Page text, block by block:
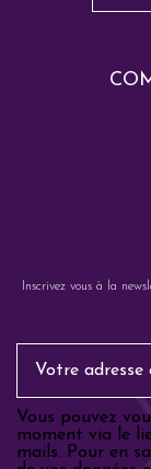
Inscrivez vous à la
Vous pouvez
moment via le
mails. Pour en